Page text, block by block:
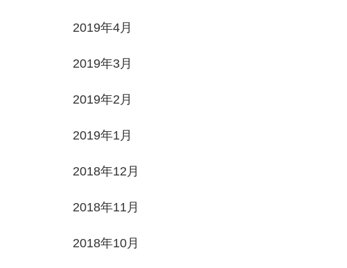
2019年4月
2019年3月
2019年2月
2019年1月
2018年12月
2018年11月
2018年10月